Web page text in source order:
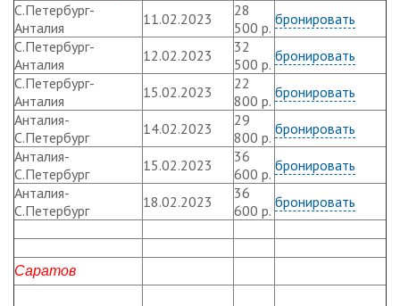
С.Петербург-
Анталия
11.02.2023
28
500 р. бронировать
С.Петербург-
Анталия
12.02.2023
32
500 р. бронировать
С.Петербург-
Анталия
15.02.2023
22
800 р. бронировать
Анталия-
С.Петербург
14.02.2023
29
800 р. бронировать
Анталия-
С.Петербург
15.02.2023
36
600 р. бронировать
Анталия-
С.Петербург
18.02.2023
36
600 р. бронировать
Саратов